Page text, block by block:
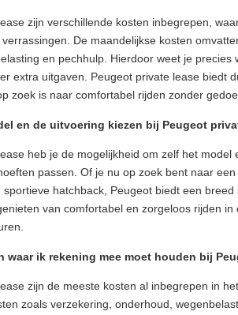
zijn verschillende kosten inbegrepen,
De maandelijkse kosten
en pechhulp. Hierdoor weet je
extra uitgaven. Peugeot private lease biedt
zoek is naar comfortabel rijden zonder
en de uitvoering kiezen bij Peugeot
heb je de mogelijkheid om zelf het
passen. Of je nu op zoek bent naar
hatchback, Peugeot biedt een
van comfortabel en zorgeloos rijden
waar ik rekening mee moet houden bij
zijn de meeste kosten al inbegrepen in
zoals verzekering, onderhoud,